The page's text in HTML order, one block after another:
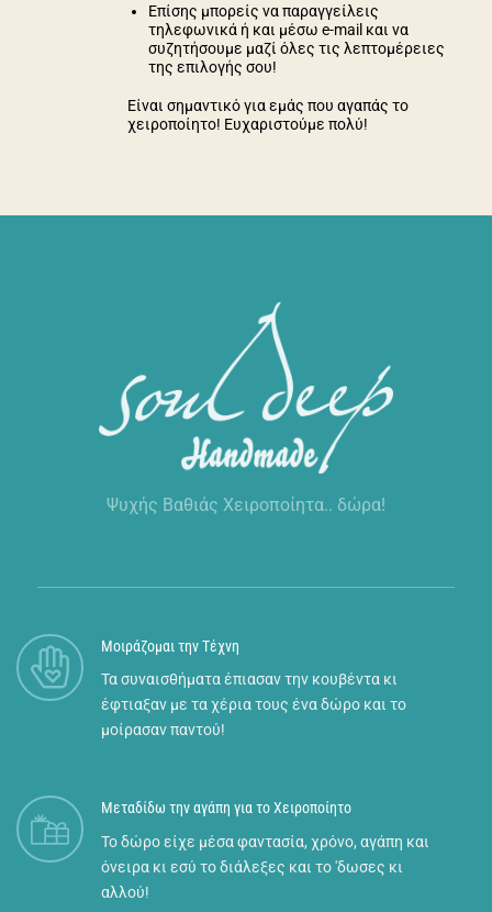
Επίσης μπορείς να παραγγείλεις
τηλεφωνικά ή και μέσω e-mail και να
συζητήσουμε μαζί όλες τις λεπτομέρειες
της επιλογής σου!
Είναι σημαντικό για εμάς που αγαπάς το
χειροποίητο! Ευχαριστούμε πολύ!
Ψυχής Βαθιάς Χειροποίητα.. δώρα!
Μοιράζομαι την Τέχνη
Τα συναισθήματα έπιασαν την κουβέντα κι
έφτιαξαν με τα χέρια τους ένα δώρο και το
μοίρασαν παντού!
Μεταδίδω την αγάπη για το Χειροποίητο
Το δώρο είχε μέσα φαντασία, χρόνο, αγάπη και
όνειρα κι εσύ το διάλεξες και το 'δωσες κι
αλλού!